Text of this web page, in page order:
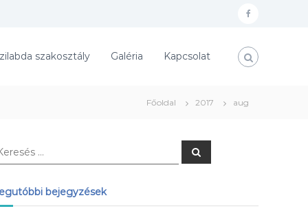
f
c
szakosztály Galéria Kapcsolat
Főoldal 2017 aug
K
e
s
bejegyzések